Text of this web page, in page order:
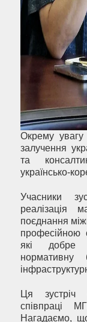
Окрему увагу
залучення
та
українсько-
Учасники
реалізація
поєднання
професійною
які добре
нормативну
Ця зустріч
співпраці
Нагадаємо,